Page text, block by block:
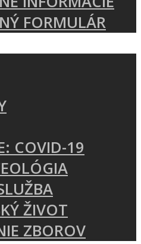
FORMULÁR
COVID-19
ŽIVOT
ZBOROV